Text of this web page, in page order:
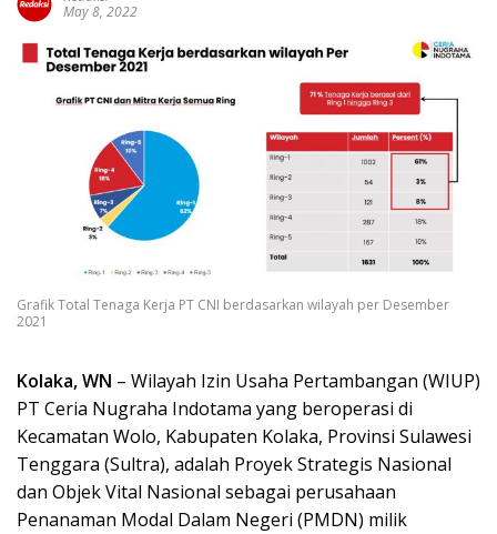
May 8, 2022
Grafik Total Tenaga Kerja PT CNI berdasarkan wilayah per Desember
2021
Kolaka, WN – Wilayah Izin Usaha Pertambangan (WIUP)
PT Ceria Nugraha Indotama yang beroperasi di
Kecamatan Wolo, Kabupaten Kolaka, Provinsi Sulawesi
Tenggara (Sultra), adalah Proyek Strategis Nasional
dan Objek Vital Nasional sebagai perusahaan
Penanaman Modal Dalam Negeri (PMDN) milik